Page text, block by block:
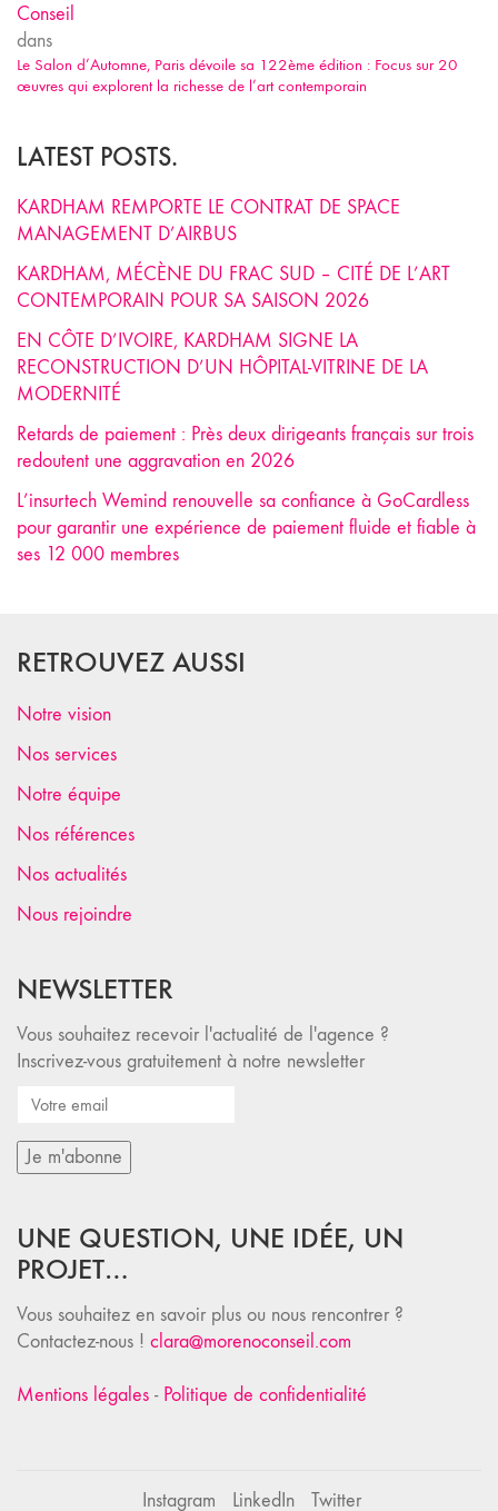
Conseil
dans
Le Salon d’Automne, Paris dévoile sa 122ème édition : Focus sur 20
œuvres qui explorent la richesse de l’art contemporain
LATEST POSTS.
KARDHAM REMPORTE LE CONTRAT DE SPACE
MANAGEMENT D’AIRBUS
KARDHAM, MÉCÈNE DU FRAC SUD – CITÉ DE L’ART
CONTEMPORAIN POUR SA SAISON 2026
EN CÔTE D’IVOIRE, KARDHAM SIGNE LA
RECONSTRUCTION D’UN HÔPITAL-VITRINE DE LA
MODERNITÉ
Retards de paiement : Près deux dirigeants français sur trois
redoutent une aggravation en 2026
L’insurtech Wemind renouvelle sa confiance à GoCardless
pour garantir une expérience de paiement fluide et fiable à
ses 12 000 membres
RETROUVEZ AUSSI
Notre vision
Nos services
Notre équipe
Nos références
Nos actualités
Nous rejoindre
NEWSLETTER
Vous souhaitez recevoir l'actualité de l'agence ?
Inscrivez-vous gratuitement à notre newsletter
UNE QUESTION, UNE IDÉE, UN
PROJET…
Vous souhaitez en savoir plus ou nous rencontrer ?
Contactez-nous ! clara@morenoconseil.com
Mentions légales - Politique de confidentialité
Instagram LinkedIn Twitter